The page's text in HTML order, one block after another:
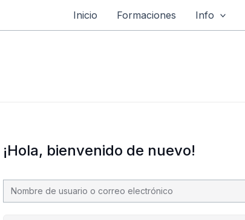
Inicio Formaciones Info
¡Hola, bienvenido de nuevo!